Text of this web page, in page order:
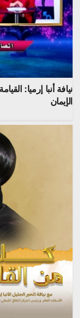
نيافة أنبا إرميا:
الإيمان